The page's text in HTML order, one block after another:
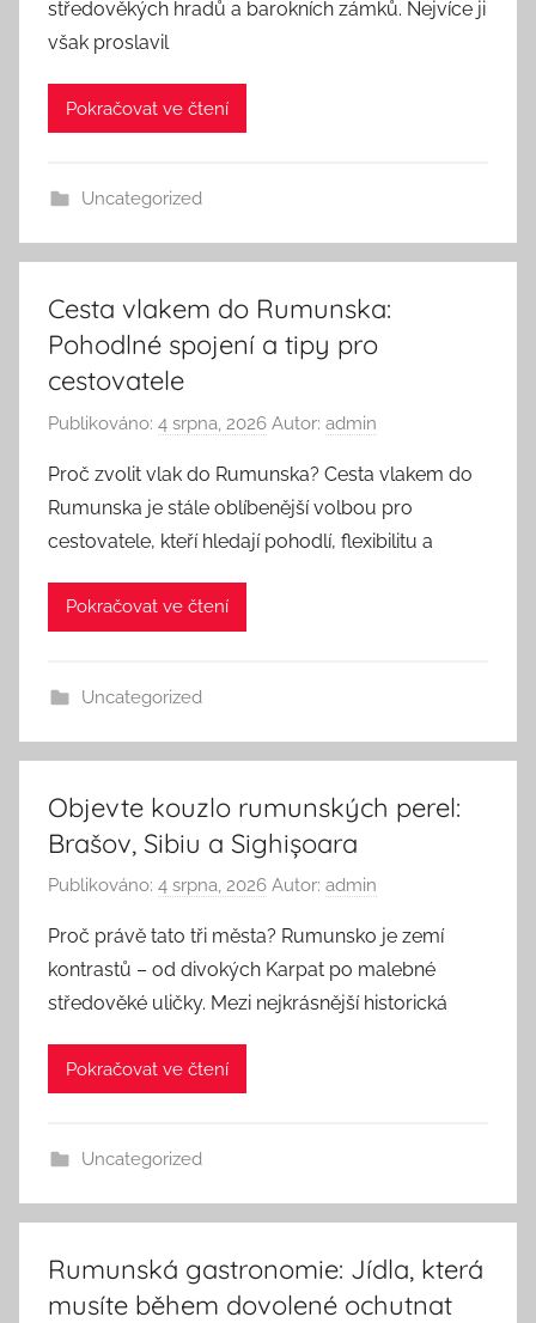
středověkých hradů a barokních zámků. Nejvíce ji
však proslavil
Pokračovat ve čtení
Uncategorized
Cesta vlakem do Rumunska:
Pohodlné spojení a tipy pro
cestovatele
Publikováno: 4 srpna, 2026 Autor: admin
Proč zvolit vlak do Rumunska? Cesta vlakem do
Rumunska je stále oblíbenější volbou pro
cestovatele, kteří hledají pohodlí, flexibilitu a
Pokračovat ve čtení
Uncategorized
Objevte kouzlo rumunských perel:
Brašov, Sibiu a Sighișoara
Publikováno: 4 srpna, 2026 Autor: admin
Proč právě tato tři města? Rumunsko je zemí
kontrastů – od divokých Karpat po malebné
středověké uličky. Mezi nejkrásnější historická
Pokračovat ve čtení
Uncategorized
Rumunská gastronomie: Jídla, která
musíte během dovolené ochutnat